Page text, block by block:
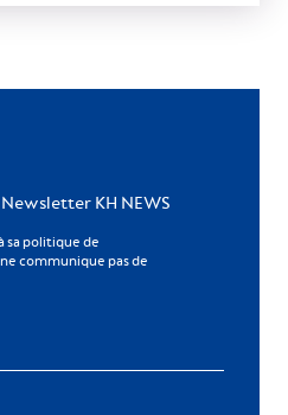
KH NEWS
sa politique de
communique pas de